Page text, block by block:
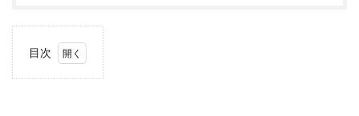
目次